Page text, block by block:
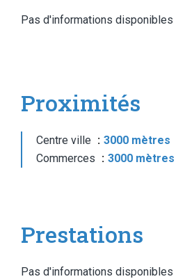
Pas d'informations disponibles
Proximités
Centre ville
3000 mètres
Commerces
3000 mètres
Prestations
Pas d'informations disponibles